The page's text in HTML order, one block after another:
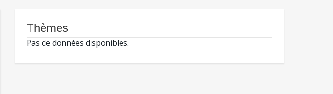
Thèmes
Pas de données disponibles.